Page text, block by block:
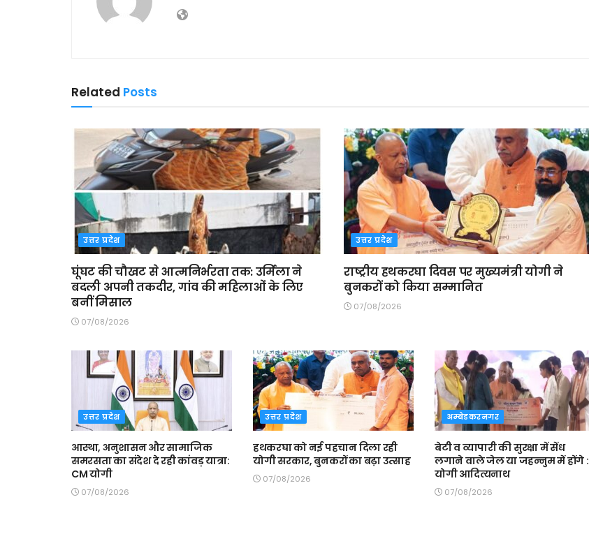
Related Posts
उत्तर प्रदेश
घूंघट की चौखट से आत्मनिर्भरता तक: उर्मिला ने
बदली अपनी तकदीर, गांव की महिलाओं के लिए
बनीं मिसाल
07/08/2026
उत्तर प्रदेश
राष्ट्रीय हथकरघा दिवस पर मुख्यमंत्री योगी ने
बुनकरों को किया सम्मानित
07/08/2026
उत्तर प्रदेश
आस्था, अनुशासन और सामाजिक
समरसता का संदेश दे रही कांवड़ यात्रा:
CM योगी
07/08/2026
उत्तर प्रदेश
हथकरघा को नई पहचान दिला रही
योगी सरकार, बुनकरों का बढ़ा उत्साह
07/08/2026
अम्बेडकरनगर
बेटी व व्यापारी की सुरक्षा में सेंध
लगाने वाले जेल या जहन्नुम में होंगे :
योगी आदित्यनाथ
07/08/2026